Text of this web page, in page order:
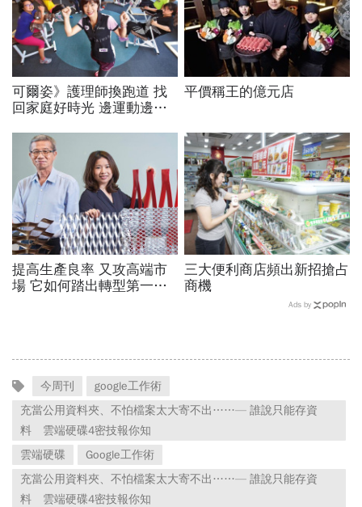
可爾姿》護理師換跑道 找
回家庭好時光 邊運動邊聊
平價稱王的億元店
提高生產良率 又攻高端市
場 它如何踏出轉型第一
三大便利商店頻出新招搶占
商機
Ads by
今周刊
google工作術
充當公用資料夾、不怕檔案太大寄不出……— 誰說只能存資
料 雲端硬碟4密技報你知
雲端硬碟
Google工作術
充當公用資料夾、不怕檔案太大寄不出……— 誰說只能存資
料 雲端硬碟4密技報你知